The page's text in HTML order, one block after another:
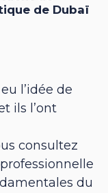
l’idée de
ils l’ont
consultez
du